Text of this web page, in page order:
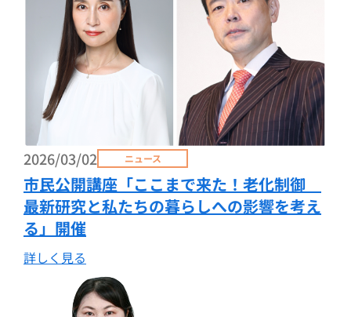
2026/03/02 ニュース
市民公開講座「ここまで来た！老化制御
最新研究と私たちの暮らしへの影響を考え
る」開催
詳しく見る